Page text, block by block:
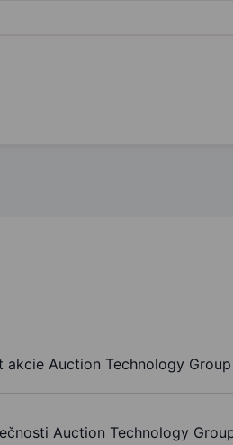
Auction Technology Group
Auction Technology